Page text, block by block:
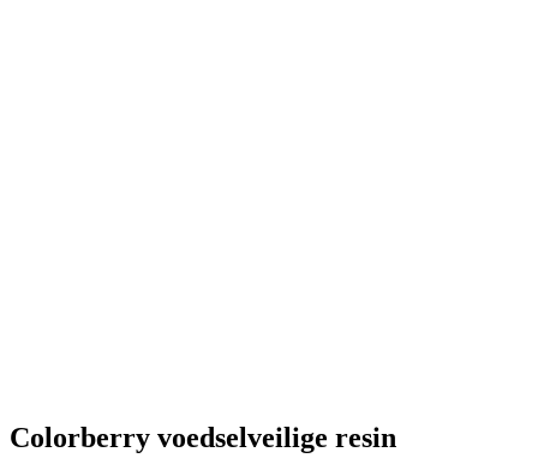
Colorberry voedselveilige resin